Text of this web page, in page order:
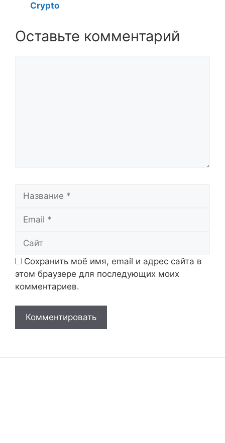
Crypto
Оставьте комментарий
Сохранить моё имя, email и адрес сайта в
этом браузере для последующих моих
комментариев.